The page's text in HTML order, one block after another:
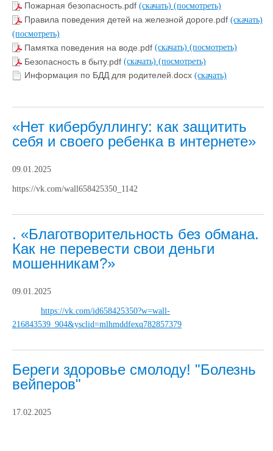
Пожарная безопасность.pdf (скачать) (посмотреть)
Правила поведения детей на железной дороге.pdf (скачать)
(посмотреть)
Памятка поведения на воде.pdf (скачать) (посмотреть)
Безопасность в быту.pdf (скачать) (посмотреть)
Информация по БДД для родителей.docx (скачать)
«Нет кибербуллингу: как защитить
себя и своего ребенка в интернете»
09.01.2025
https://vk.com/wall658425350_1142
. «Благотворительность без обмана.
Как не перевести свои деньги
мошенникам?»
09.01.2025
https://vk.com/id658425350?w=wall-
216843539_904&ysclid=mlhmddfexq782857379
Береги здоровье смолоду! "Болезнь
вейперов"
17.02.2025